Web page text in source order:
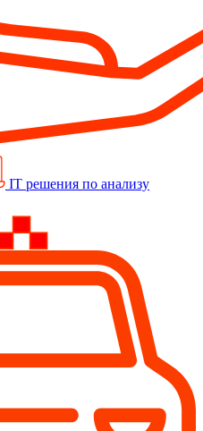
IT решения по анализу